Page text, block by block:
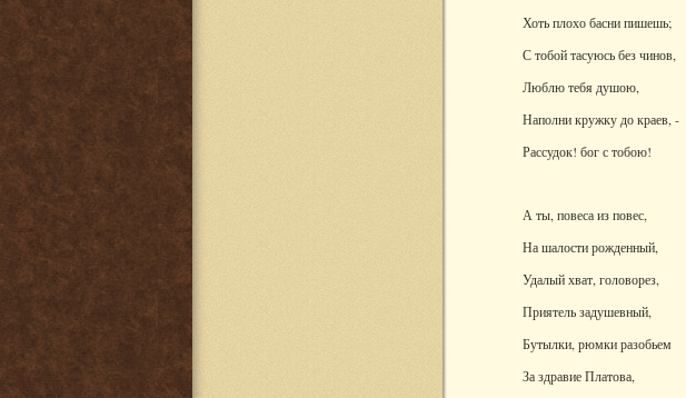
Хоть плохо басни пишешь;
С тобой тасуюсь без чинов,
Люблю тебя душою,
Наполни кружку до краев, -
Рассудок! бог с тобою!
А ты, повеса из повес,
На шалости рожденный,
Удалый хват, головорез,
Приятель задушевный,
Бутылки, рюмки разобьем
За здравие Платова,